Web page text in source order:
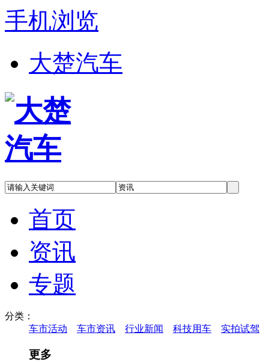
手机浏览
大楚汽车
首页
资讯
专题
分类：
车市活动
车市资讯 行业新闻 科技用车 实拍试驾
更多